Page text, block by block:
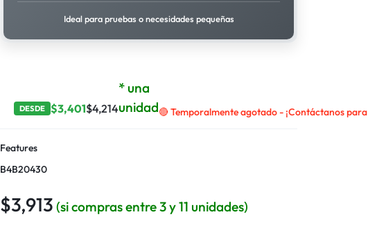
Ideal para pruebas o necesidades pequeñas
DESDE $3,401$4,214
* una
unidad🔴 Temporalmente agotado - ¡Contáctanos
Features
B4B20430
$3,913 (si compras entre 3 y 11 unidades)